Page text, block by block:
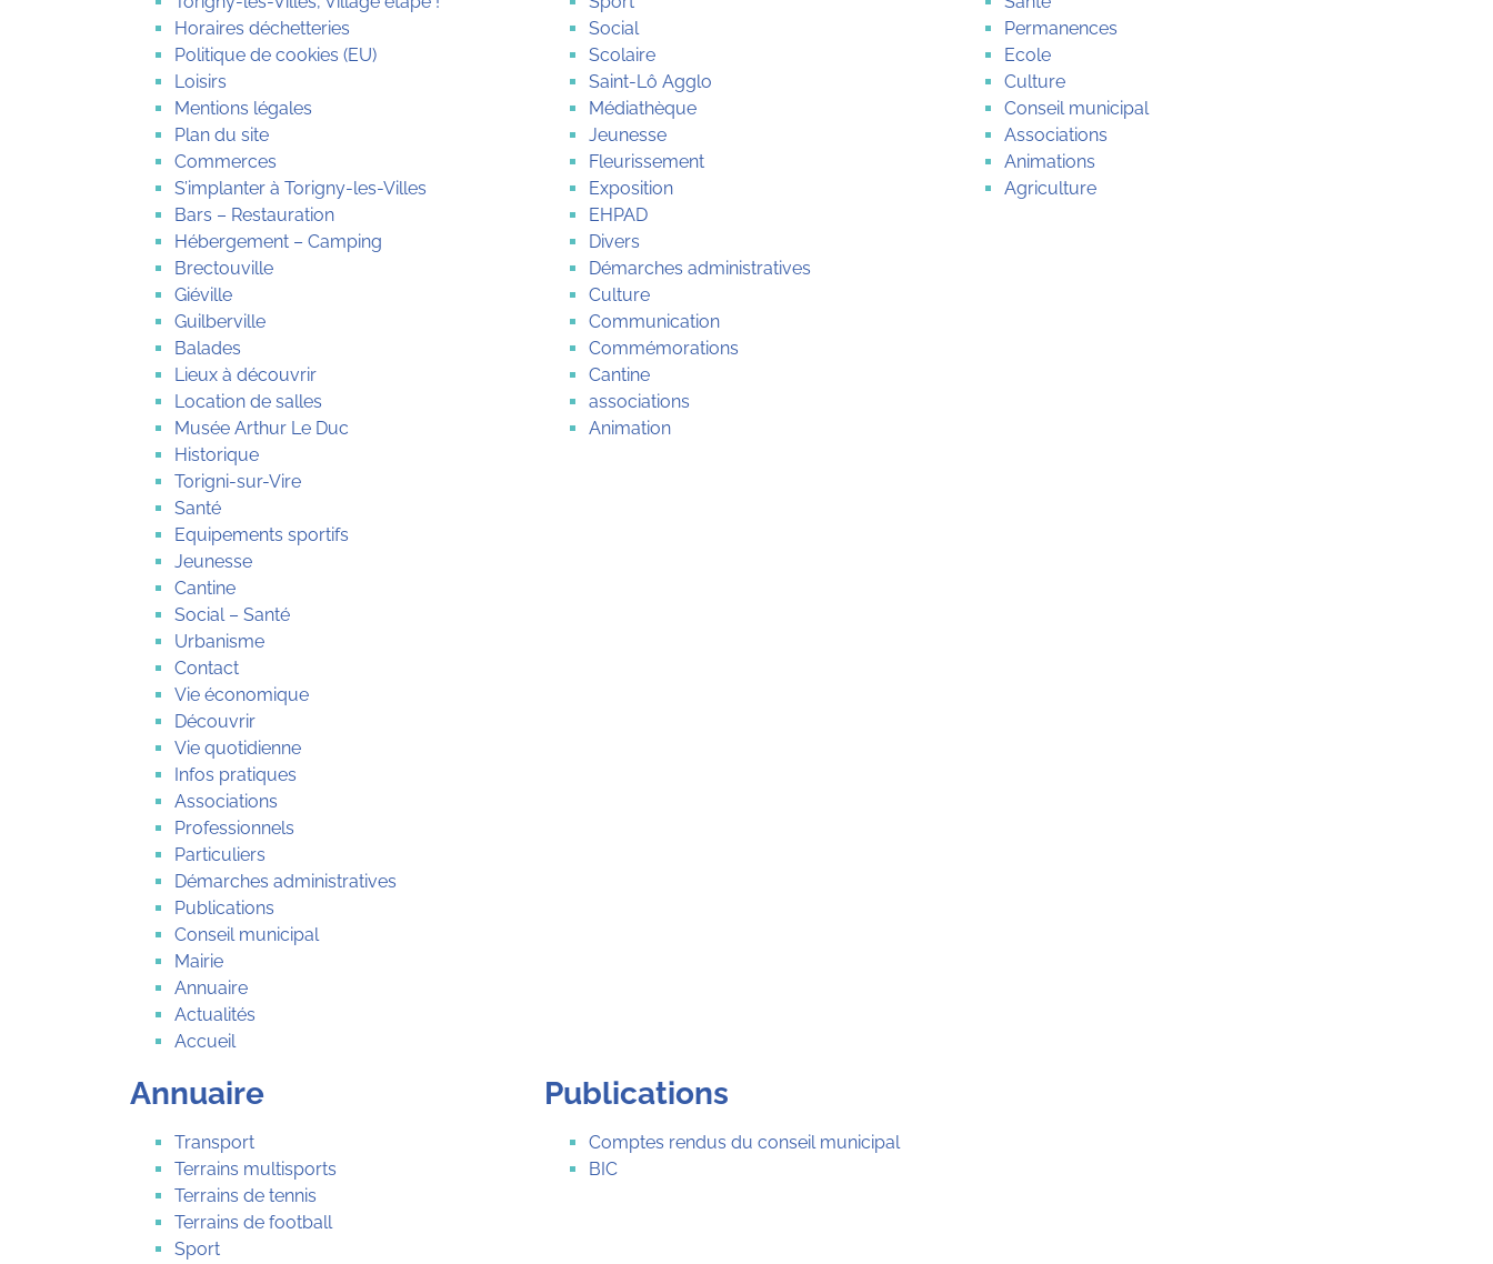
Horaires déchetteries
Politique de cookies (EU)
Loisirs
Mentions légales
Plan du site
Commerces
S’implanter à Torigny-les-Villes
Bars – Restauration
Hébergement – Camping
Brectouville
Giéville
Guilberville
Balades
Lieux à découvrir
Location de salles
Musée Arthur Le Duc
Historique
Torigni-sur-Vire
Santé
Equipements sportifs
Jeunesse
Cantine
Social – Santé
Urbanisme
Contact
Vie économique
Découvrir
Vie quotidienne
Infos pratiques
Associations
Professionnels
Particuliers
Démarches administratives
Publications
Conseil municipal
Mairie
Annuaire
Actualités
Accueil
Social
Scolaire
Saint-Lô Agglo
Médiathèque
Jeunesse
Fleurissement
Exposition
EHPAD
Divers
Démarches administratives
Culture
Communication
Commémorations
Cantine
associations
Animation
Permanences
Ecole
Culture
Conseil municipal
Associations
Animations
Agriculture
Annuaire
Transport
Terrains multisports
Terrains de tennis
Terrains de football
Sport
Publications
Comptes rendus du conseil municipal
BIC